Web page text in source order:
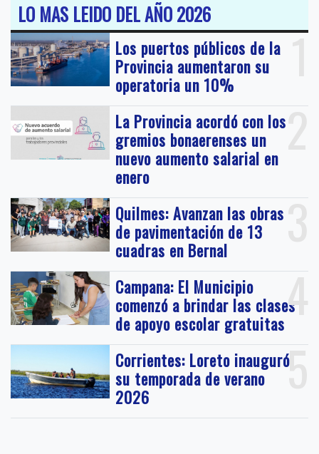
LO MAS LEIDO DEL AÑO 2026
1
Los puertos públicos de la
Provincia aumentaron su
operatoria un 10%
2
La Provincia acordó con los
gremios bonaerenses un
nuevo aumento salarial en
enero
3
Quilmes: Avanzan las obras
de pavimentación de 13
cuadras en Bernal
4
Campana: El Municipio
comenzó a brindar las clases
de apoyo escolar gratuitas
5
Corrientes: Loreto inauguró
su temporada de verano
2026